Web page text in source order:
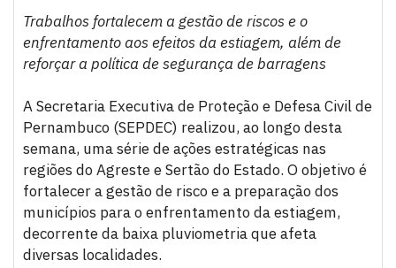
Trabalhos fortalecem a gestão de riscos e o
enfrentamento aos efeitos da estiagem, além de
reforçar a política de segurança de barragens
A Secretaria Executiva de Proteção e Defesa Civil de
Pernambuco (SEPDEC) realizou, ao longo desta
semana, uma série de ações estratégicas nas
regiões do Agreste e Sertão do Estado. O objetivo é
fortalecer a gestão de risco e a preparação dos
municípios para o enfrentamento da estiagem,
decorrente da baixa pluviometria que afeta
diversas localidades.